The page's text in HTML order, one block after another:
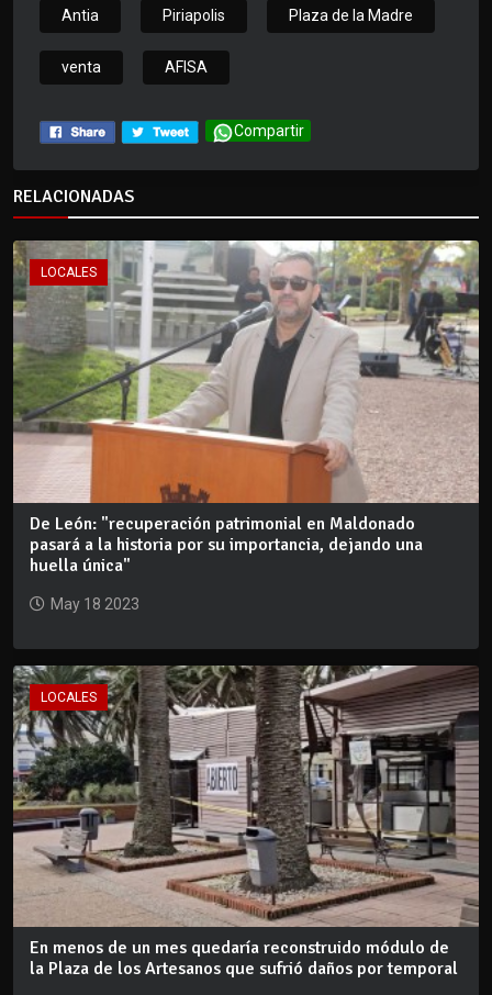
Antia Piriapolis Plaza de la Madre
venta AFISA
Compartir
RELACIONADAS
LOCALES
De León: "recuperación patrimonial en Maldonado
pasará a la historia por su importancia, dejando una
huella única"
May 18 2023
LOCALES
En menos de un mes quedaría reconstruido módulo de
la Plaza de los Artesanos que sufrió daños por temporal